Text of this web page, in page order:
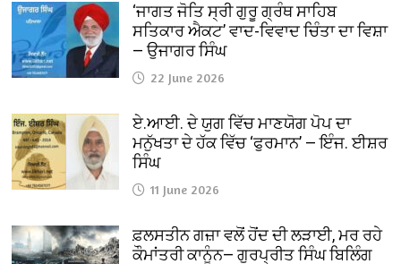
‘ਜਾਗਤ ਜੋਤਿ ਸ੍ਰੀ ਗੁਰੂ ਗ੍ਰੰਥ ਸਾਹਿਬ
ਸਤਿਕਾਰ ਐਕਟ’ ਵਾਦ-ਵਿਵਾਦ ਚਿੰਤਾ ਦਾ ਵਿਸ਼ਾ
— ਉਜਾਗਰ ਸਿੰਘ
22 June 2026
ਏ.ਆਈ. ਦੇ ਯੁਗ ਵਿੱਚ ਮਾਣਯੋਗ ਪੋਪ ਦਾ
ਮਨੁੱਖਤਾ ਦੇ ਹੱਕ ਵਿੱਚ ‘ਫੁਰਮਾਨ’ — ਇੰਜ. ਈਸ਼ਰ
ਸਿੰਘ
11 June 2026
ਫ਼ਲਸਤੀਨ ਗਜ਼ਾ ਵਲੋਂ ਹੋਂਦ ਦੀ ਲੜਾਈ, ਮਰ ਰਹੇ
ਕੌਮਾਂਤਰੀ ਕਾਨੂੰਨ— ਗੁਰਪ੍ਰੀਤ ਸਿੰਘ ਬਿਲਿੰਗ